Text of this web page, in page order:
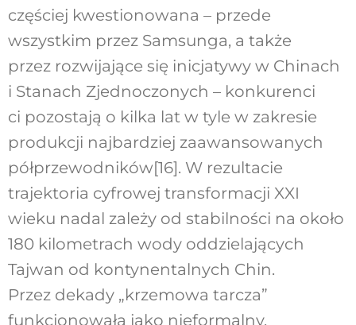
częściej kwestionowana – przede
wszystkim przez Samsunga, a także
przez rozwijające się inicjatywy w Chinach
i Stanach Zjednoczonych – konkurenci
ci pozostają o kilka lat w tyle w zakresie
produkcji najbardziej zaawansowanych
półprzewodników[16]. W rezultacie
trajektoria cyfrowej transformacji XXI
wieku nadal zależy od stabilności na około
180 kilometrach wody oddzielających
Tajwan od kontynentalnych Chin.
Przez dekady „krzemowa tarcza”
funkcjonowała jako nieformalny,